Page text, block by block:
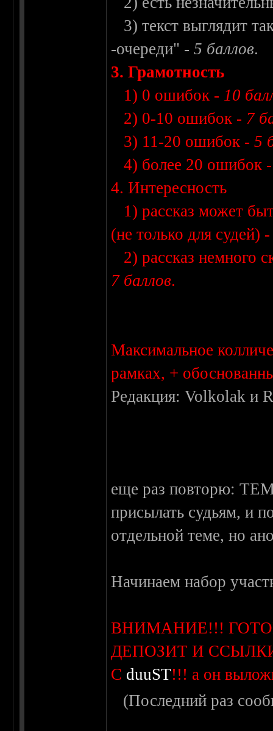
3) текст выглядит
-очереди" -5 баллов.
3. Грамотность
1) 0 ошибок - 10
2) 0-10 ошибок - 7
3) 11-20 ошибок -5
4) более 20 ошибок
4. Интересность
1) рассказ может
(не только для судей)
2) рассказ немного
7 баллов.
Максимальное
рамках, +
Редакция: Volkolak и
еще раз повторю:
присылать судьям, и
отдельной теме, но
Начинаем набор
ВНИМАНИЕ!!!
ДЕПОЗИТ И
С duuST!!! а он
(Последний раз